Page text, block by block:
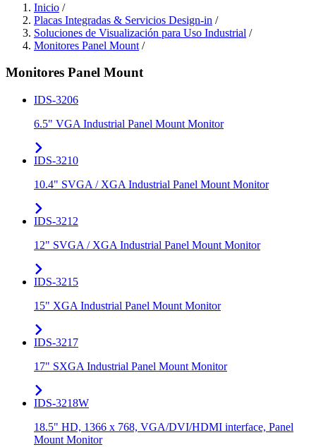
Inicio /
Placas Integradas & Servicios Design-in /
Soluciones de Visualización para Uso Industrial /
Monitores Panel Mount /
Monitores Panel Mount
IDS-3206
6.5" VGA Industrial Panel Mount Monitor
IDS-3210
10.4" SVGA / XGA Industrial Panel Mount Monitor
IDS-3212
12" SVGA / XGA Industrial Panel Mount Monitor
IDS-3215
15" XGA Industrial Panel Mount Monitor
IDS-3217
17" SXGA Industrial Panel Mount Monitor
IDS-3218W
18.5" HD, 1366 x 768, VGA/DVI/HDMI interface, Panel
Mount Monitor